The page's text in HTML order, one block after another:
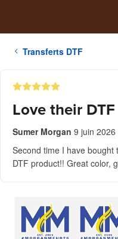
Transferts DTF
Love their
Sumer Morgan 9 juin 2026
Second time I have bought
DTF product!! Great color,